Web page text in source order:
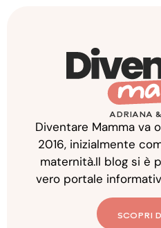
ADRIANA
Diventare Mamma va
2016, inizialmente
maternità.Il blog si è
vero portale
SCOPRI